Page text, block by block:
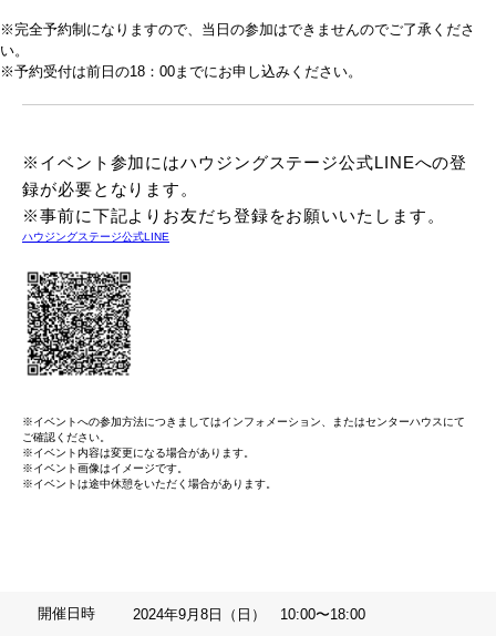
※完全予約制になりますので、当日の参加はできませんのでご了承くださ
い。
※予約受付は前日の18：00までにお申し込みください。
※イベント参加にはハウジングステージ公式LINEへの登
録が必要となります。
※事前に下記よりお友だち登録をお願いいたします。
ハウジングステージ公式LINE
※イベントへの参加方法につきましてはインフォメーション、またはセンターハウスにて
ご確認ください。
※イベント内容は変更になる場合があります。
※イベント画像はイメージです。
※イベントは途中休憩をいただく場合があります。
開催日時 2024年9月8日（日） 10:00〜18:00